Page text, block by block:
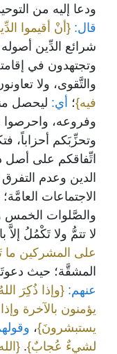
ودعا إليه من
قال: {أنْ أقيموا
شرائع الدِّين
وتجتهدون في
والتَّقوى، ولا
فيه}؛ أي: ليحصل
وفروعه، واحرصوا
وتحزِّبَكم أحزاباً،
اتِّفاقكم على أصل
الدين وعدم
الاجتماعات
والصَّلوات الخمس
لا تتمُّ ولا تَكْمُلُ إلاَّ
على المشركين ما
المشقَّة؛ حيث
عنهم: {وإذا ذُكِرَ
يؤمنون بالآخرة
يستبشرونَ}،
لشيءٌ عُجابٌ}.